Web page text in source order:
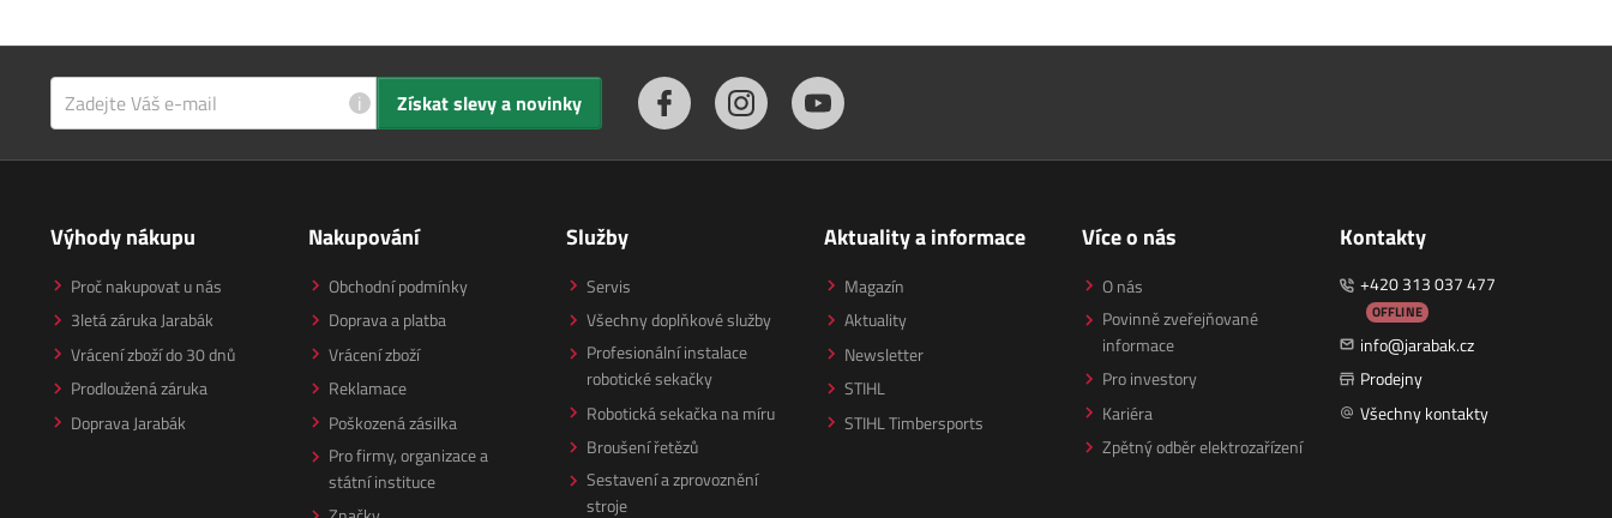
i Získat slevy a novinky
Výhody nákupu
Proč nakupovat u nás
3letá záruka Jarabák
Vrácení zboží do 30 dnů
Prodloužená záruka
Doprava Jarabák
Nakupování
Obchodní podmínky
Doprava a platba
Vrácení zboží
Reklamace
Poškozená zásilka
Pro firmy, organizace a
státní instituce
Služby
Servis
Všechny doplňkové služby
Profesionální instalace
robotické sekačky
Robotická sekačka na míru
Broušení řetězů
Sestavení a zprovoznění
stroje
Aktuality a informace
Magazín
Aktuality
Newsletter
STIHL
STIHL Timbersports
Více o nás
O nás
Povinně zveřejňované
informace
Pro investory
Kariéra
Zpětný odběr elektrozařízení
Kontakty
+420 313 037 477
OFFLINE
info@jarabak.cz
Prodejny
Všechny kontakty